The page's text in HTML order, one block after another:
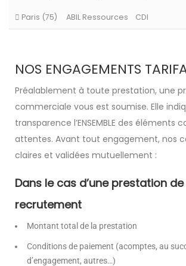
Paris (75) ABIL Ressources CDI
NOS ENGAGEMENTS
Préalablement à toute prestation, une
commerciale vous est soumise. Elle
transparence l’ENSEMBLE des éléments
attentes. Avant tout engagement, nos
claires et validées mutuellement :
Dans le cas d’une prestation de
recrutement
Montant total de la prestation
Conditions de paiement (acomptes, au
d’engagement, autres…)